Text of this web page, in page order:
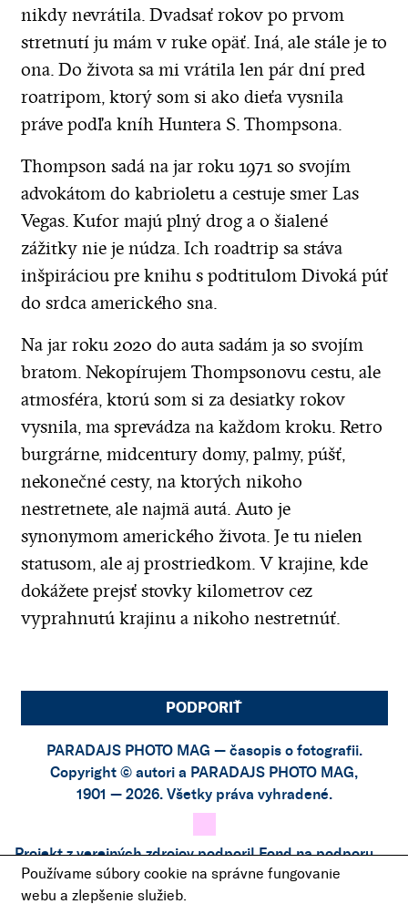
nikdy nevrátila. Dvadsať rokov po prvom
stretnutí ju mám v ruke opäť. Iná, ale stále je to
ona. Do života sa mi vrátila len pár dní pred
roatripom, ktorý som si ako dieťa vysnila
práve podľa kníh Huntera S. Thompsona.
Thompson sadá na jar roku 1971 so svojím
advokátom do kabrioletu a cestuje smer Las
Vegas. Kufor majú plný drog a o šialené
zážitky nie je núdza. Ich roadtrip sa stáva
inšpiráciou pre knihu s podtitulom Divoká púť
do srdca amerického sna.
Na jar roku 2020 do auta sadám ja so svojím
bratom. Nekopírujem Thompsonovu cestu, ale
atmosféra, ktorú som si za desiatky rokov
vysnila, ma sprevádza na každom kroku. Retro
burgrárne, midcentury domy, palmy, púšť,
nekonečné cesty, na ktorých nikoho
nestretnete, ale najmä autá. Auto je
synonymom amerického života. Je tu nielen
statusom, ale aj prostriedkom. V krajine, kde
dokážete prejsť stovky kilometrov cez
vyprahnutú krajinu a nikoho nestretnúť.
PODPORIŤ
PARADAJS PHOTO MAG — časopis o fotografii.
Copyright © autori a PARADAJS PHOTO MAG,
1901 — 2026. Všetky práva vyhradené.
Projekt z verejných zdrojov podporilFond na podporu
umenia.
Projekt bol podporený finančným príspevkom z
Používame súbory cookie na správne fungovanie
webu a zlepšenie služieb.